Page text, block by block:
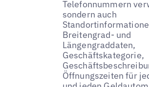
Telefonnummern
sondern auch
Breitengrad- und
Längengraddaten,
Geschäftskategorie,
Öffnungszeiten für